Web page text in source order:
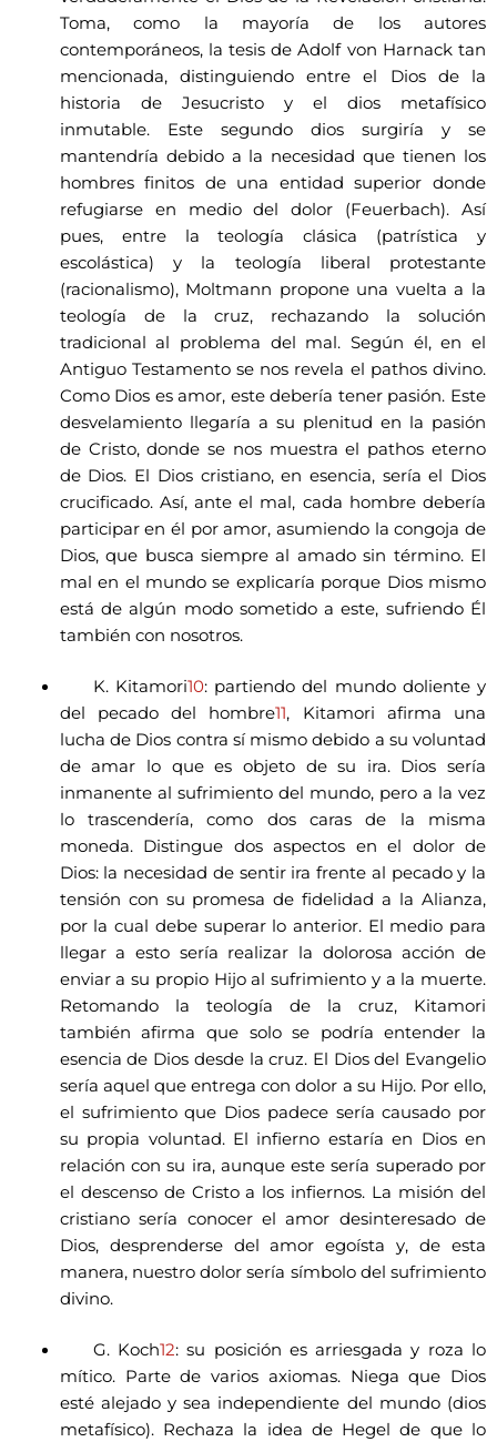
Toma, como la mayoría de los autores
contemporáneos, la tesis de Adolf von Harnack tan
mencionada, distinguiendo entre el Dios de la
historia de Jesucristo y el dios metafísico
inmutable. Este segundo dios surgiría y se
mantendría debido a la necesidad que tienen los
hombres finitos de una entidad superior donde
refugiarse en medio del dolor (Feuerbach). Así
pues, entre la teología clásica (patrística y
escolástica) y la teología liberal protestante
(racionalismo), Moltmann propone una vuelta a la
teología de la cruz, rechazando la solución
tradicional al problema del mal. Según él, en el
Antiguo Testamento se nos revela el pathos divino.
Como Dios es amor, este debería tener pasión. Este
desvelamiento llegaría a su plenitud en la pasión
de Cristo, donde se nos muestra el pathos eterno
de Dios. El Dios cristiano, en esencia, sería el Dios
crucificado. Así, ante el mal, cada hombre debería
participar en él por amor, asumiendo la congoja de
Dios, que busca siempre al amado sin término. El
mal en el mundo se explicaría porque Dios mismo
está de algún modo sometido a este, sufriendo Él
también con nosotros.
K. Kitamori10: partiendo del mundo doliente y
del pecado del hombre11, Kitamori afirma una
lucha de Dios contra sí mismo debido a su voluntad
de amar lo que es objeto de su ira. Dios sería
inmanente al sufrimiento del mundo, pero a la vez
lo trascendería, como dos caras de la misma
moneda. Distingue dos aspectos en el dolor de
Dios: la necesidad de sentir ira frente al pecado y la
tensión con su promesa de fidelidad a la Alianza,
por la cual debe superar lo anterior. El medio para
llegar a esto sería realizar la dolorosa acción de
enviar a su propio Hijo al sufrimiento y a la muerte.
Retomando la teología de la cruz, Kitamori
también afirma que solo se podría entender la
esencia de Dios desde la cruz. El Dios del Evangelio
sería aquel que entrega con dolor a su Hijo. Por ello,
el sufrimiento que Dios padece sería causado por
su propia voluntad. El infierno estaría en Dios en
relación con su ira, aunque este sería superado por
el descenso de Cristo a los infiernos. La misión del
cristiano sería conocer el amor desinteresado de
Dios, desprenderse del amor egoísta y, de esta
manera, nuestro dolor sería símbolo del sufrimiento
divino.
G. Koch12: su posición es arriesgada y roza lo
mítico. Parte de varios axiomas. Niega que Dios
esté alejado y sea independiente del mundo (dios
metafísico). Rechaza la idea de Hegel de que lo